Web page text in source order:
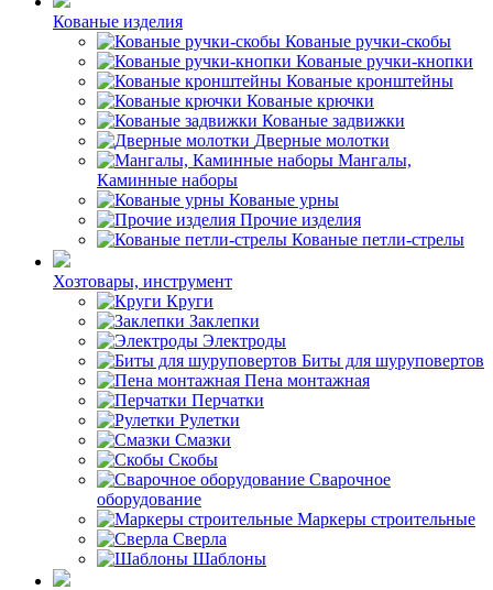
Кованые изделия
Кованые ручки-скобы
Кованые ручки-кнопки
Кованые кронштейны
Кованые крючки
Кованые задвижки
Дверные молотки
Мангалы,
Каминные наборы
Кованые урны
Прочие изделия
Кованые петли-стрелы
Хозтовары, инструмент
Круги
Заклепки
Электроды
Биты для шуруповертов
Пена монтажная
Перчатки
Рулетки
Смазки
Скобы
Сварочное
оборудование
Маркеры строительные
Сверла
Шаблоны